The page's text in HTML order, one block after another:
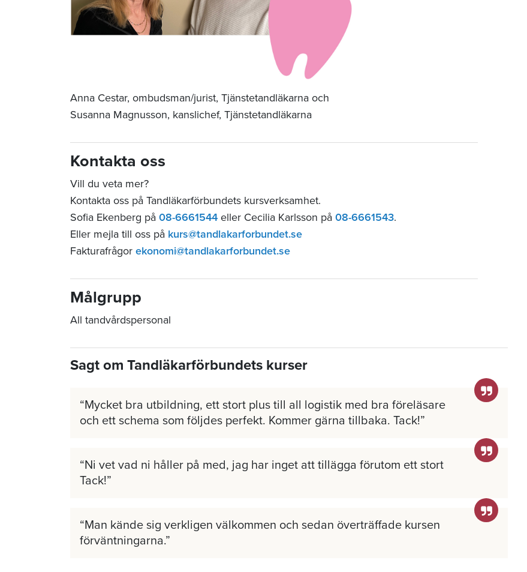
Anna Cestar, ombudsman/jurist, Tjänstetandläkarna och
Susanna Magnusson, kanslichef, Tjänstetandläkarna
Kontakta oss
Vill du veta mer?
Kontakta oss på Tandläkarförbundets kursverksamhet.
Sofia Ekenberg på 08-6661544 eller Cecilia Karlsson på 08-6661543.
Eller mejla till oss på kurs@tandlakarforbundet.se
Fakturafrågor ekonomi@tandlakarforbundet.se
Målgrupp
All tandvårdspersonal
Sagt om Tandläkarförbundets kurser
Mycket bra utbildning, ett stort plus till all logistik med bra föreläsare
och ett schema som följdes perfekt. Kommer gärna tillbaka. Tack!
Ni vet vad ni håller på med, jag har inget att tillägga förutom ett stort
Tack!
Man kände sig verkligen välkommen och sedan överträffade kursen
förväntningarna.